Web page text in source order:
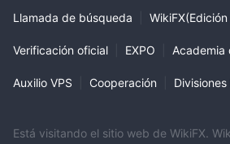
Llamada de búsqueda
Verificación oficial EXPO Academia
Auxilio VPS Cooperación
Está visitando el sitio web de WikiFX.